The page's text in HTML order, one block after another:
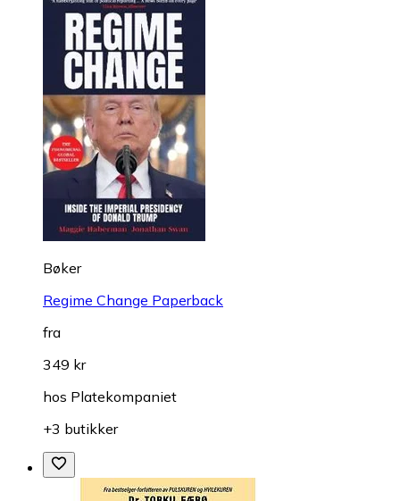
Bøker
Regime Change Paperback
fra
349 kr
hos Platekompaniet
+3 butikker